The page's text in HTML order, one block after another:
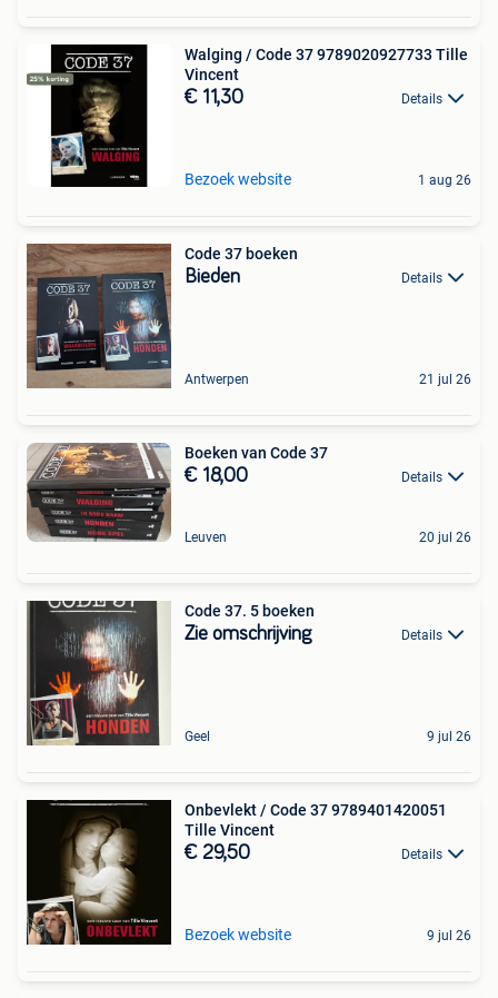
Walging / Code 37 9789020927733 Tille
Vincent
€ 11,30 Details
Bezoek website 1 aug 26
Code 37 boeken
Bieden Details
Antwerpen 21 jul 26
Boeken van Code 37
€ 18,00 Details
Leuven 20 jul 26
Code 37. 5 boeken
Zie omschrijving Details
Geel 9 jul 26
Onbevlekt / Code 37 9789401420051
Tille Vincent
€ 29,50 Details
Bezoek website 9 jul 26